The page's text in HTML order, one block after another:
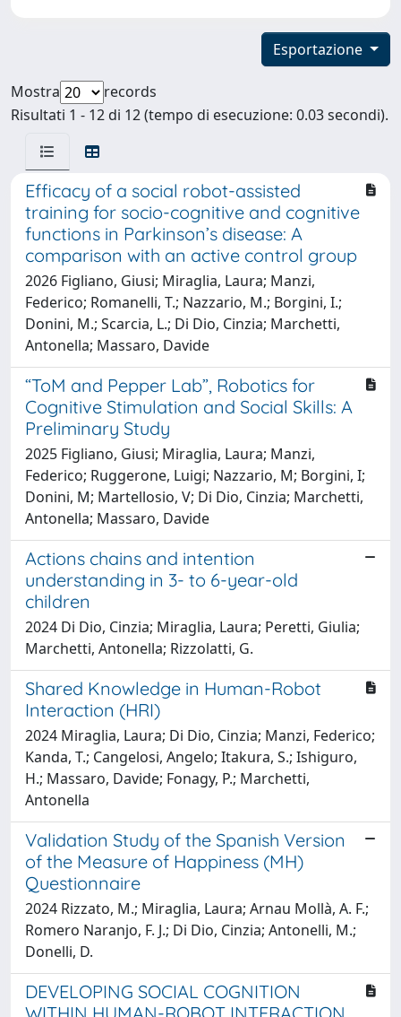
Esportazione
Mostra
records
Risultati 1 - 12 di 12 (tempo di esecuzione: 0.03 secondi).
Efficacy of a social robot-assisted
training for socio-cognitive and cognitive
functions in Parkinson’s disease: A
comparison with an active control group
2026 Figliano, Giusi; Miraglia, Laura; Manzi,
Federico; Romanelli, T.; Nazzario, M.; Borgini, I.;
Donini, M.; Scarcia, L.; Di Dio, Cinzia; Marchetti,
Antonella; Massaro, Davide
“ToM and Pepper Lab”, Robotics for
Cognitive Stimulation and Social Skills: A
Preliminary Study
2025 Figliano, Giusi; Miraglia, Laura; Manzi,
Federico; Ruggerone, Luigi; Nazzario, M; Borgini, I;
Donini, M; Martellosio, V; Di Dio, Cinzia; Marchetti,
Antonella; Massaro, Davide
Actions chains and intention
understanding in 3- to 6-year-old
children
2024 Di Dio, Cinzia; Miraglia, Laura; Peretti, Giulia;
Marchetti, Antonella; Rizzolatti, G.
Shared Knowledge in Human-Robot
Interaction (HRI)
2024 Miraglia, Laura; Di Dio, Cinzia; Manzi, Federico;
Kanda, T.; Cangelosi, Angelo; Itakura, S.; Ishiguro,
H.; Massaro, Davide; Fonagy, P.; Marchetti,
Antonella
Validation Study of the Spanish Version
of the Measure of Happiness (MH)
Questionnaire
2024 Rizzato, M.; Miraglia, Laura; Arnau Mollà, A. F.;
Romero Naranjo, F. J.; Di Dio, Cinzia; Antonelli, M.;
Donelli, D.
DEVELOPING SOCIAL COGNITION